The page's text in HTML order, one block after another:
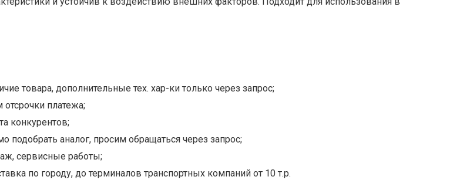
товара, дополнительные тех. хар-ки только через запрос;
платежа;
конкурентов;
подобрать аналог, просим обращаться через запрос;
сервисные работы;
по городу, до терминалов транспортных компаний от 10 т.р.